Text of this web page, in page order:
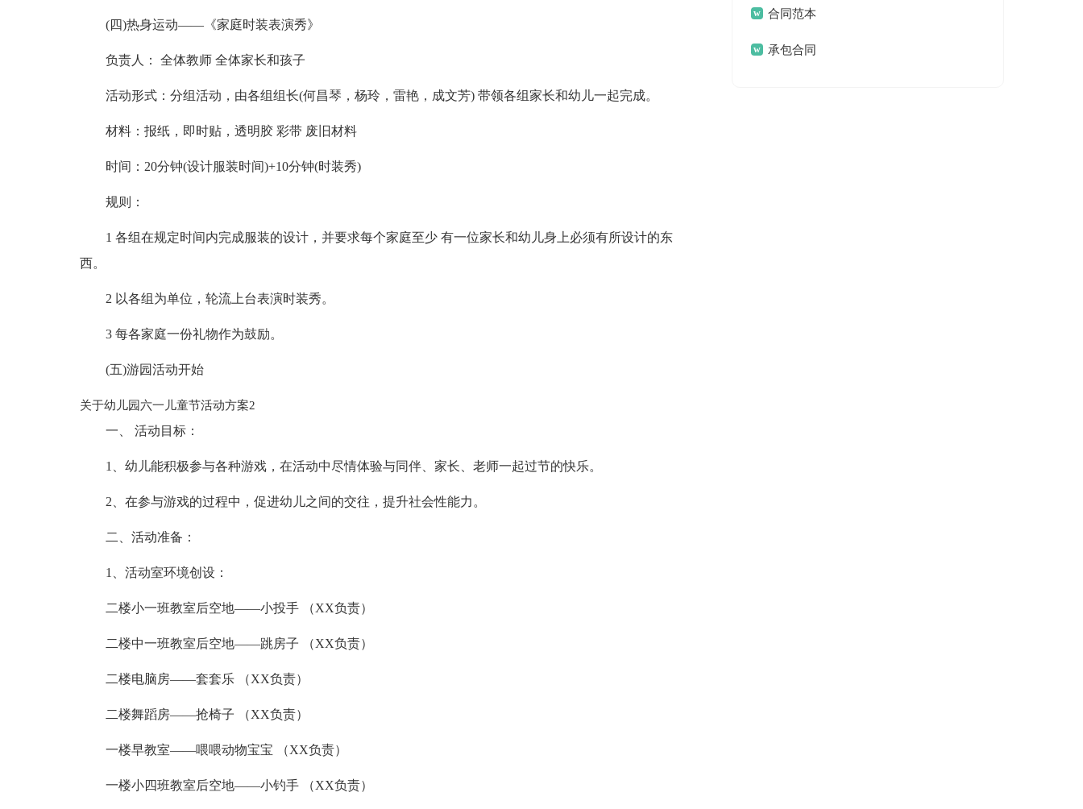
(四)热身运动——《家庭时装表演秀》
负责人： 全体教师 全体家长和孩子
活动形式：分组活动，由各组组长(何昌琴，杨玲，雷艳，成文芳) 带领各组家长和幼儿一起完成。
材料：报纸，即时贴，透明胶 彩带 废旧材料
时间：20分钟(设计服装时间)+10分钟(时装秀)
规则：
1 各组在规定时间内完成服装的设计，并要求每个家庭至少 有一位家长和幼儿身上必须有所设计的东
西。
2 以各组为单位，轮流上台表演时装秀。
3 每各家庭一份礼物作为鼓励。
(五)游园活动开始
关于幼儿园六一儿童节活动方案2
一、 活动目标：
1、幼儿能积极参与各种游戏，在活动中尽情体验与同伴、家长、老师一起过节的快乐。
2、在参与游戏的过程中，促进幼儿之间的交往，提升社会性能力。
二、活动准备：
1、活动室环境创设：
二楼小一班教室后空地——小投手 （XX负责）
二楼中一班教室后空地——跳房子 （XX负责）
二楼电脑房——套套乐 （XX负责）
二楼舞蹈房——抢椅子 （XX负责）
一楼早教室——喂喂动物宝宝 （XX负责）
一楼小四班教室后空地——小钓手 （XX负责）
合同范本
承包合同